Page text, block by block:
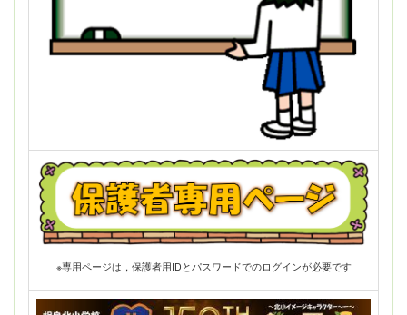
※専用ページは，保護者用IDとパスワードでのログインが必要です